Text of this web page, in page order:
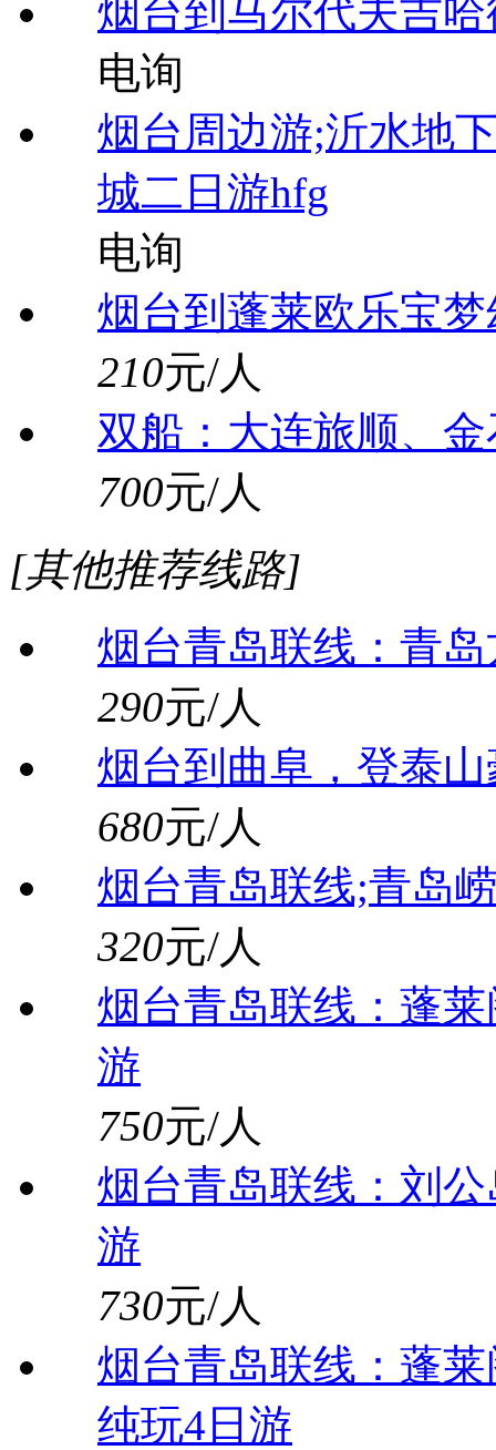
烟台到马尔代夫吉
电询
烟台周边游;沂水地
城二日游hfg
电询
烟台到蓬莱欧乐宝
210元/人
双船：大连旅顺、
700元/人
[其他推荐线路]
烟台青岛联线：青
290元/人
烟台到曲阜，登泰
680元/人
烟台青岛联线;青岛
320元/人
烟台青岛联线：蓬
游
750元/人
烟台青岛联线：刘
游
730元/人
烟台青岛联线：蓬
纯玩4日游